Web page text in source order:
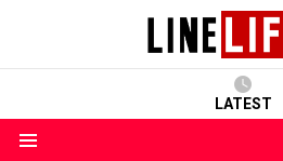
LATEST